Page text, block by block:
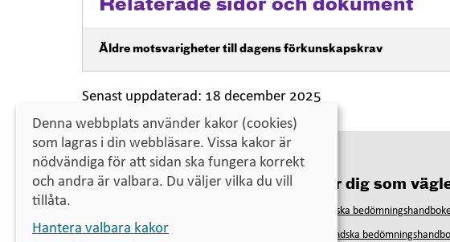
Relaterade sidor och dokument
Öppna i nytt fönster
Äldre motsvarigheter till dagens förkunskapskrav
Senast uppdaterad: 18 december 2025
Kontakta oss
Telefon010-470 03 00
För dig som
Svenska
Utländska
Denna webbplats använder kakor (cookies)
som lagras i din webbläsare. Vissa kakor är
nödvändiga för att sidan ska fungera korrekt
och andra är valbara. Du väljer vilka du vill
tillåta.
Hantera valbara kakor